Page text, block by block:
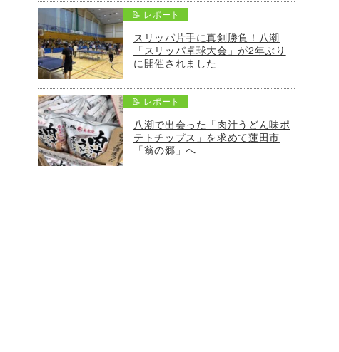
📝 レポート
スリッパ片手に真剣勝負！八潮
「スリッパ卓球大会」が2年ぶり
に開催されました
📝 レポート
八潮で出会った「肉汁うどん味ポ
テトチップス」を求めて蓮田市
「翁の郷」へ